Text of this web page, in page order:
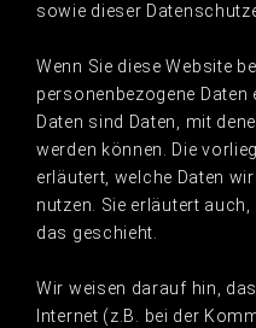
sowie dieser
Wenn Sie diese Website
personenbezogene
Daten sind Daten, mit
werden können. Die
erläutert, welche Daten
nutzen. Sie erläutert
das geschieht.
Wir weisen darauf hin,
Internet (z.B. bei der